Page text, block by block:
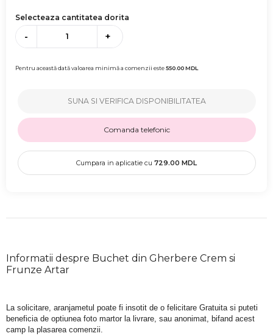
Selecteaza cantitatea dorita
- +
Pentru această dată valoarea minimă a comenzii este550.00MDL
SUNA SI VERIFICA DISPONIBILITATEA
Comanda telefonic
Cumpara in aplicatie cu 729.00 MDL
Informatii despre Buchet din Gherbere Crem si
Frunze Artar
La solicitare, aranjametul poate fi insotit de o felicitare Gratuita si puteti
beneficia de optiunea foto martor la livrare, sau anonimat, bifand acest
camp la plasarea comenzii.